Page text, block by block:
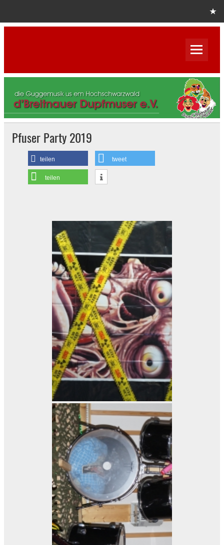
D´Breitnauer Dupfmuser Pfuser
e.V.
Pfuser Party 2019
teilen tweet
teilen